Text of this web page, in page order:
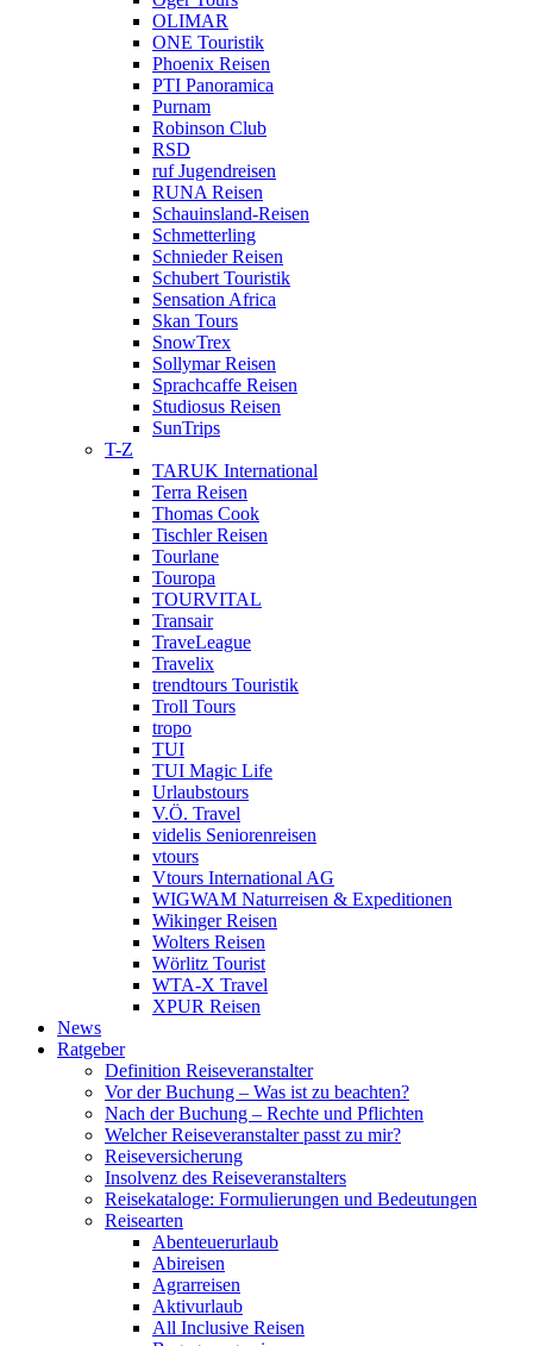
OLIMAR
ONE Touristik
Phoenix Reisen
PTI Panoramica
Purnam
Robinson Club
RSD
ruf Jugendreisen
RUNA Reisen
Schauinsland-Reisen
Schmetterling
Schnieder Reisen
Schubert Touristik
Sensation Africa
Skan Tours
SnowTrex
Sollymar Reisen
Sprachcaffe Reisen
Studiosus Reisen
SunTrips
T-Z
TARUK International
Terra Reisen
Thomas Cook
Tischler Reisen
Tourlane
Touropa
TOURVITAL
Transair
TraveLeague
Travelix
trendtours Touristik
Troll Tours
tropo
TUI
TUI Magic Life
Urlaubstours
V.Ö. Travel
videlis Seniorenreisen
vtours
Vtours International AG
WIGWAM Naturreisen & Expeditionen
Wikinger Reisen
Wolters Reisen
Wörlitz Tourist
WTA-X Travel
XPUR Reisen
News
Ratgeber
Definition Reiseveranstalter
Vor der Buchung – Was ist zu beachten?
Nach der Buchung – Rechte und Pflichten
Welcher Reiseveranstalter passt zu mir?
Reiseversicherung
Insolvenz des Reiseveranstalters
Reisekataloge: Formulierungen und Bedeutungen
Reisearten
Abenteuerurlaub
Abireisen
Agrarreisen
Aktivurlaub
All Inclusive Reisen